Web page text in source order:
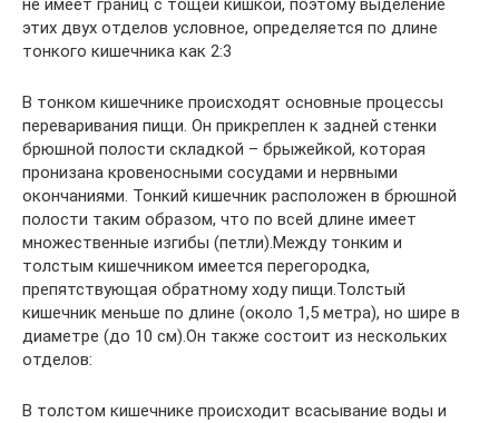
не имеет границ с тощей кишкой, поэтому выделение
этих двух отделов условное, определяется по длине
тонкого кишечника как 2:3
В тонком кишечнике происходят основные процессы
переваривания пищи. Он прикреплен к задней стенки
брюшной полости складкой – брыжейкой, которая
пронизана кровеносными сосудами и нервными
окончаниями. Тонкий кишечник расположен в брюшной
полости таким образом, что по всей длине имеет
множественные изгибы (петли).Между тонким и
толстым кишечником имеется перегородка,
препятствующая обратному ходу пищи.Толстый
кишечник меньше по длине (около 1,5 метра), но шире в
диаметре (до 10 см).Он также состоит из нескольких
отделов:
В толстом кишечнике происходит всасывание воды и